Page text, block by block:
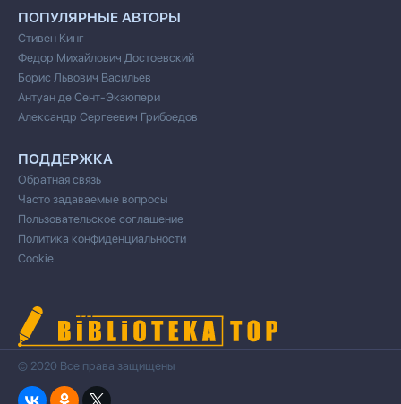
ПОПУЛЯРНЫЕ АВТОРЫ
Стивен Кинг
Федор Михайлович Достоевский
Борис Львович Васильев
Антуан де Сент-Экзюпери
Александр Сергеевич Грибоедов
ПОДДЕРЖКА
Обратная связь
Часто задаваемые вопросы
Пользовательское соглашение
Политика конфиденциальности
Cookie
© 2020 Все права защищены